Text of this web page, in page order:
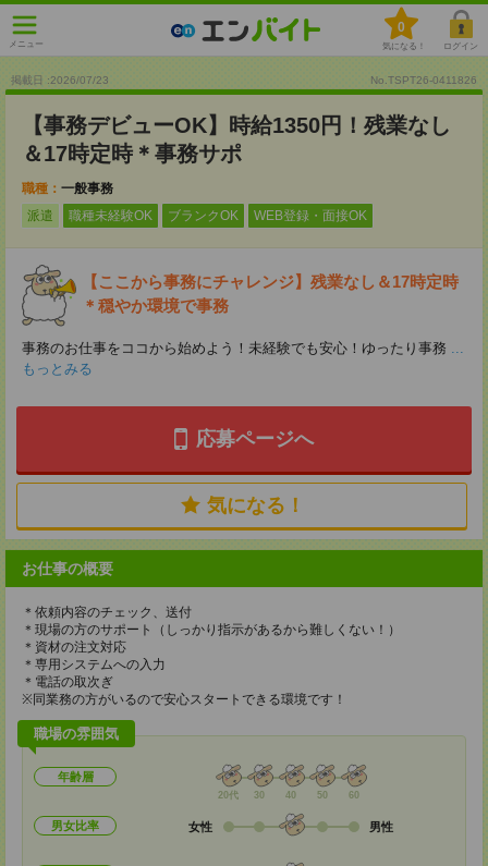
メニュー
0
気になる！ ログイン
掲載日 :2026/07/23 No.TSPT26-0411826
【事務デビューOK】時給1350円！残業なし
＆17時定時＊事務サポ
職種： 一般事務
派遣
職種未経験OK ブランクOK WEB登録・面接OK
【ここから事務にチャレンジ】残業なし＆17時定時
＊穏やか環境で事務
事務のお仕事をココから始めよう！未経験でも安心！ゆったり事務 ...
もっとみる
応募ページへ
気になる！
お仕事の概要
＊依頼内容のチェック、送付
＊現場の方のサポート（しっかり指示があるから難しくない！）
＊資材の注文対応
＊専用システムへの入力
＊電話の取次ぎ
※同業務の方がいるので安心スタートできる環境です！
職場の雰囲気
年齢層
20代 30 40 50 60
男女比率 女性 男性